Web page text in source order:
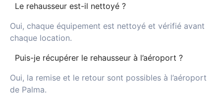
Le rehausseur est-il nettoyé ?
Oui, chaque équipement est nettoyé et vérifié avant
chaque location.
Puis-je récupérer le rehausseur à l’aéroport ?
Oui, la remise et le retour sont possibles à l’aéroport
de Palma.